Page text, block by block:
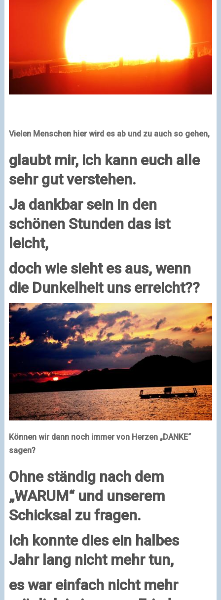
Vielen Menschen hier wird es ab und zu auch so gehen,
glaubt mir, ich kann euch alle
sehr gut verstehen.
Ja dankbar sein in den
schönen Stunden das ist
leicht,
doch wie sieht es aus, wenn
die Dunkelheit uns erreicht??
Können wir dann noch immer von Herzen „DANKE“
sagen?
Ohne ständig nach dem
„WARUM“ und unserem
Schicksal zu fragen.
Ich konnte dies ein halbes
Jahr lang nicht mehr tun,
es war einfach nicht mehr